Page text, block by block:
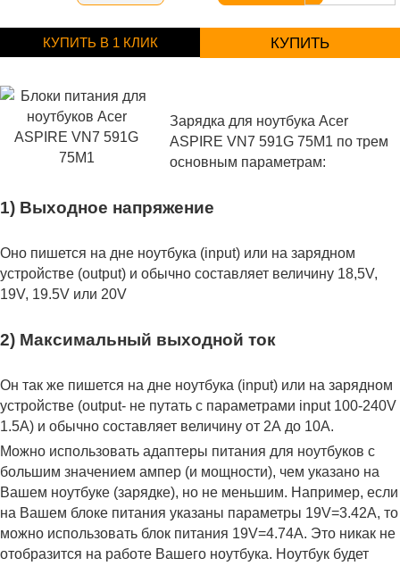
КУПИТЬ В 1 КЛИК КУПИТЬ
Зарядка для ноутбука Acer
ASPIRE VN7 591G 75M1 по трем
основным параметрам:
1) Выходное напряжение
Оно пишется на дне ноутбука (input) или на зарядном
устройстве (output) и обычно составляет величину 18,5V,
19V, 19.5V или 20V
2) Максимальный выходной ток
Он так же пишется на дне ноутбука (input) или на зарядном
устройстве (output- не путать с параметрами input 100-240V
1.5A) и обычно составляет величину от 2А до 10A.
Можно использовать адаптеры питания для ноутбуков с
большим значением ампер (и мощности), чем указано на
Вашем ноутбуке (зарядке), но не меньшим. Например, если
на Вашем блоке питания указаны параметры 19V=3.42A, то
можно использовать блок питания 19V=4.74A. Это никак не
отобразится на работе Вашего ноутбука. Ноутбук будет